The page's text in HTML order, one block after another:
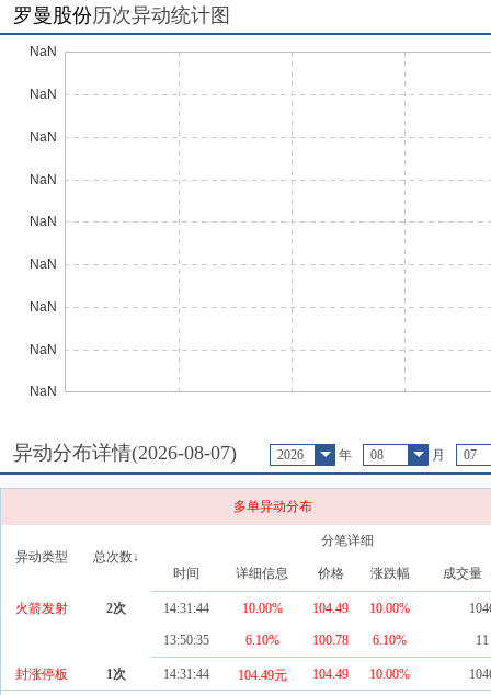
罗曼股份历次异动统计图
异动分布详情(2026-08-07) 2026 年 08 月 07
多单异动分布
异动类型 总次数↓
分笔详细
时间 详细信息 价格 涨跌幅 成交量
火箭发射 2次 14:31:44 10.00% 104.49 10.00%
13:50:35 6.10% 100.78 6.10% 11
封涨停板 1次 14:31:44 104.49元 104.49 10.00%